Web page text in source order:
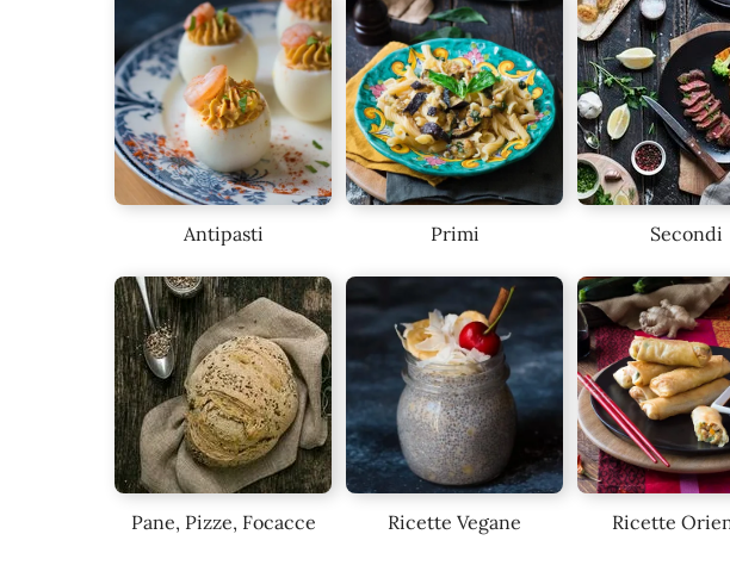
Antipasti Primi Secondi
Pane, Pizze, Focacce Ricette Vegane Ricette